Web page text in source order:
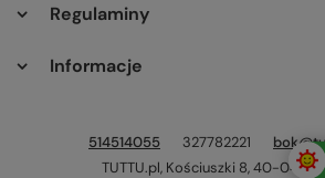
Regulaminy
Informacje
514514055 327782221
TUTTU.pl, Kościuszki 8,40-049